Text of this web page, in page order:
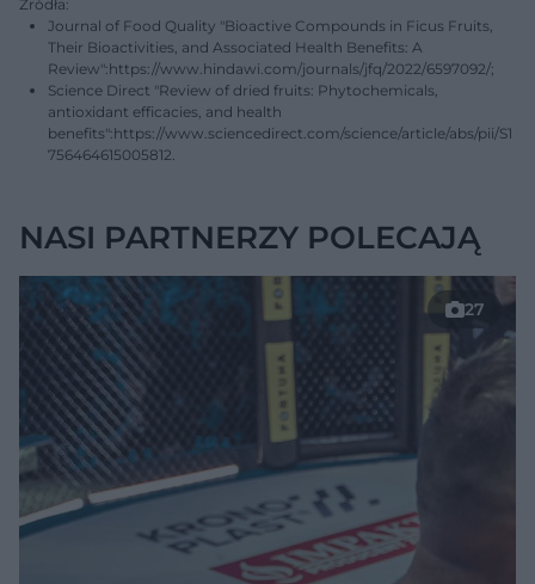
Źródła:
Journal of Food Quality "Bioactive Compounds in Ficus Fruits,
Their Bioactivities, and Associated Health Benefits: A
Review":https://www.hindawi.com/journals/jfq/2022/6597092/;
Science Direct "Review of dried fruits: Phytochemicals,
antioxidant efficacies, and health
benefits":https://www.sciencedirect.com/science/article/abs/pii/S1
756464615005812.
NASI PARTNERZY POLECAJĄ
27